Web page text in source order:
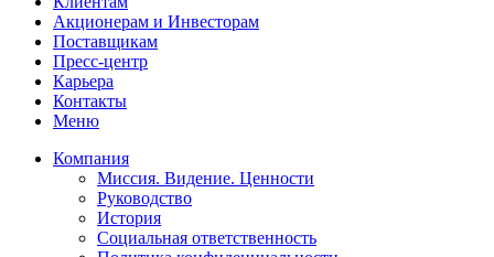
Акционерам и Инвесторам
Поставщикам
Пресс-центр
Карьера
Контакты
Меню
Компания
Миссия. Видение. Ценности
Руководство
История
Социальная ответственность